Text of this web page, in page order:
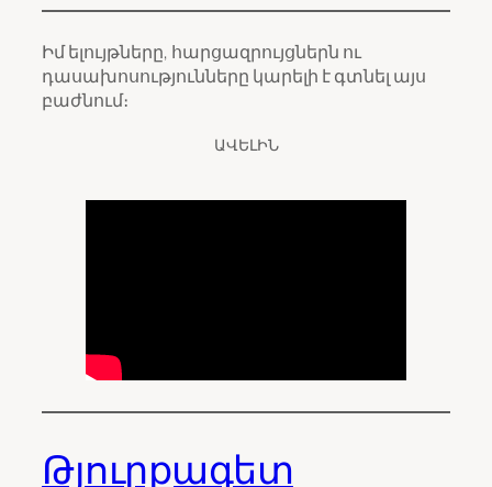
Իմ ելույթները, հարցազրույցներն ու
դասախոսությունները կարելի է գտնել այս
բաժնում։
ԱՎԵԼԻՆ
Թյուրքագետ